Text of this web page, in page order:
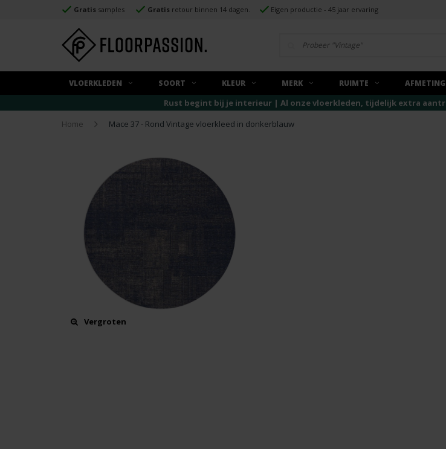
Gratis samples Gratis retour binnen 14 dagen. Eigen productie - 45 jaar ervaring
VLOERKLEDEN SOORT KLEUR MERK RUIMTE AFMETING
Rust begint bij je interieur | Al onze vloerkleden, tijdelijk extra
Home
Mace 37 - Rond Vintage vloerkleed in donkerblauw
Vergroten